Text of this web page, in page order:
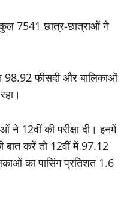
7541 छात्र-छात्राओं ने
98.92 फीसदी और बालिकाओं
12वीं की परीक्षा दी। इनमें
बात करें तो 12वीं में 97.12
का पासिंग प्रतिशत 1.6